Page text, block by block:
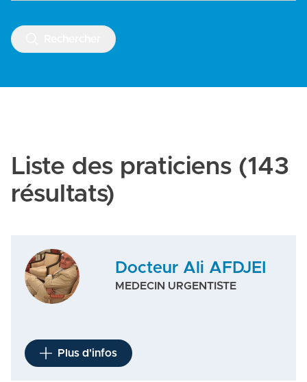
Liste des praticiens (143
résultats)
Docteur Ali AFDJEI
MEDECIN URGENTISTE
Plus d'infos